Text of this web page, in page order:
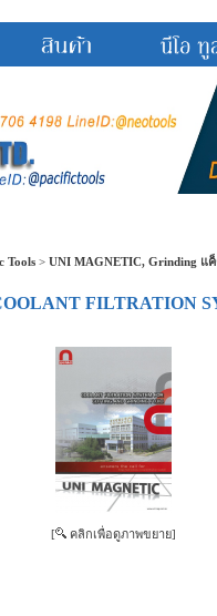
Tools > UNI MAGNETIC, Grinding แ
FILTRATION
[ คลิกเพื่อดูภาพขยาย]